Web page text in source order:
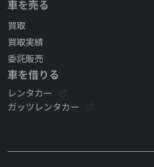
車を売る
買取
買取実績
委託販売
車を借りる
レンタカー
ガッツレンタカー